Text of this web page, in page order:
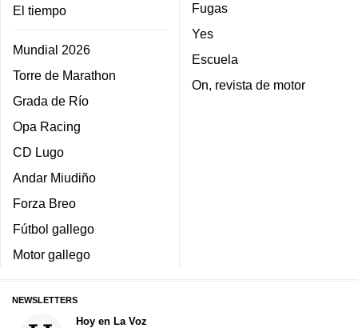
El tiempo
Mundial 2026
Torre de Marathon
Grada de Río
Opa Racing
CD Lugo
Andar Miudiño
Forza Breo
Fútbol gallego
Motor gallego
Fugas
Yes
Escuela
On, revista de motor
NEWSLETTERS
Hoy en La Voz